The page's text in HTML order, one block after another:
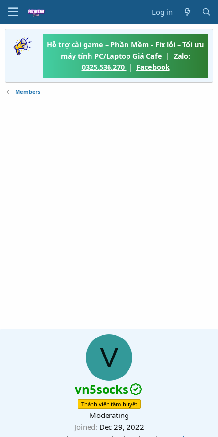
Log in
Hỗ trợ cài game – Phần Mềm - Fix lỗi – Tối ưu
máy tính PC/Laptop Giá Cafe | Zalo:
0325.536.270 | Facebook
Members
V
vn5socks
Thành viên tâm huyết
Moderating
Joined Dec 29, 2022